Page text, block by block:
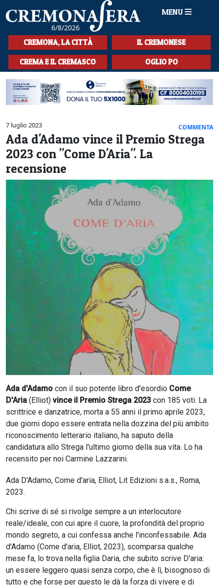
6/8/2026
MENU
HOME
CRONACA
SPORT
LA MUSICA
CULTURA
LA STORIA
SPETTACOLI
L'EDITORIALE
SEZIONI
CERCA
CREMONA, LA CITTÀ IL CREMONESE
CREMA E IL CREMASCO OGLIO PO
7 luglio 2023 COMMENTA
Ada d'Adamo vince il Premio Strega
2023 con "Come D'Aria". La
recensione
Ada d'Adamo con il suo potente libro d'esordio Come
D'Aria (Elliot) vince il Premio Strega 2023 con 185 voti. La
scrittrice e danzatrice, morta a 55 anni il primo aprile 2023,
due giorni dopo essere entrata nella dozzina del più ambito
riconoscimento letterario italiano, ha saputo della
candidatura allo Strega l'ultimo giorno della sua vita. Lo ha
recensito per noi Carmine Lazzarini.
Ada D'Adamo, Come d'aria, Elliot, Lit Edizioni s.a.s., Roma,
2023.
Chi scrive di sé si rivolge sempre a un interlocutore
reale/ideale, con cui apre il cuore, la profondità del proprio
mondo segreto, a cui confessa anche l'inconfessabile. Ada
d'Adamo (Come d'aria, Elliot, 2023), scomparsa qualche
mese fa, lo trova nella figlia Daria, che subito scrive D'aria:
un essere leggero quasi senza corpo, che è lì, bisognoso di
tutto e che forse per questo le dà la forza di vivere e di